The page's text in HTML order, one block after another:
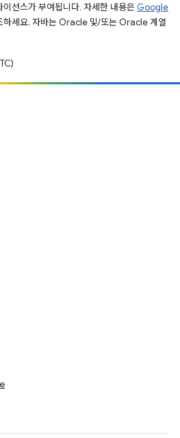
이선스가 부여됩니다. 자세한 내용은 Google
하세요. 자바는 Oracle 및/또는 Oracle 계열